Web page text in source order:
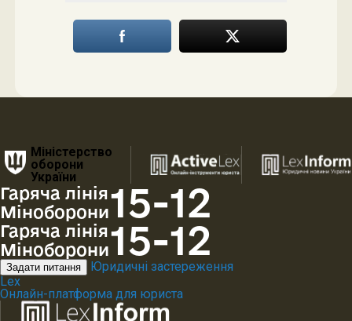
Міністерство
оборони
України
Гаряча лінія
Міноборони15-12
Гаряча лінія
Міноборони15-12
Задати питання
Юридичні застереження
Lex
Онлайн-платформа для юриста